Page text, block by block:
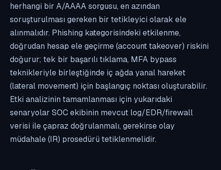
herhangi bir A/AAAA sorgusu, en azından
soruşturulması gereken bir tetikleyici olarak ele
alınmalıdır. Phishing kategorisindeki etkilenme,
doğrudan hesap ele geçirme (account takeover) riskini
doğurur; tek bir başarılı tıklama, MFA bypass
teknikleriyle birleştiğinde iç ağda yanal hareket
(lateral movement) için başlangıç noktası oluşturabilir.
Etki analizinin tamamlanması için yukarıdaki
senaryolar SOC ekibinin mevcut log/EDR/firewall
verisi ile çapraz doğrulanmalı, gerekirse olay
müdahale (IR) prosedürü tetiklenmelidir.